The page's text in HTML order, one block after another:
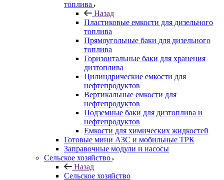
топлива
Назад
Пластиковые емкости для дизельного
топлива
Прямоугольные баки для дизельного
топлива
Горизонтальные баки для хранения
дизтоплива
Цилиндрические емкости для
нефтепродуктов
Вертикальные емкости для
нефтепродуктов
Подземные баки для дизтоплива и
нефтепродуктов
Емкости для химических жидкостей
Готовые мини АЗС и мобильные ТРК
Заправочные модули и насосы
Сельское хозяйство
Назад
Сельское хозяйство